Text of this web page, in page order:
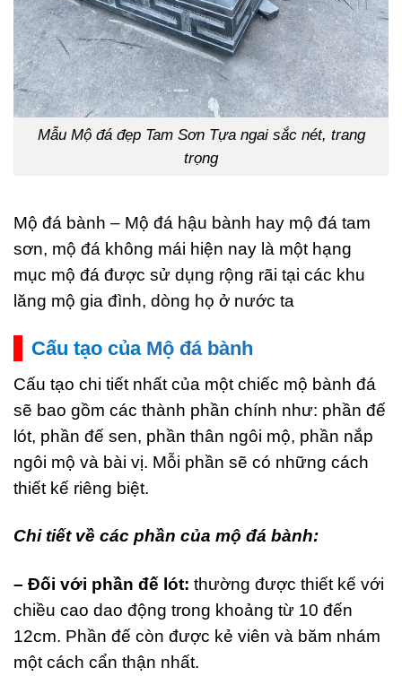
Mẫu Mộ đá đẹp Tam Sơn Tựa ngai sắc nét, trang
trọng
Mộ đá bành – Mộ đá hậu bành hay mộ đá tam
sơn, mộ đá không mái hiện nay là một hạng
mục mộ đá được sử dụng rộng rãi tại các khu
lăng mộ gia đình, dòng họ ở nước ta
Cấu tạo của Mộ đá bành
Cấu tạo chi tiết nhất của một chiếc mộ bành đá
sẽ bao gồm các thành phần chính như: phần đế
lót, phần đế sen, phần thân ngôi mộ, phần nắp
ngôi mộ và bài vị. Mỗi phần sẽ có những cách
thiết kế riêng biệt.
Chi tiết về các phần của mộ đá bành:
– Đối với phần đế lót: thường được thiết kế với
chiều cao dao động trong khoảng từ 10 đến
12cm. Phần đế còn được kẻ viên và băm nhám
một cách cẩn thận nhất.